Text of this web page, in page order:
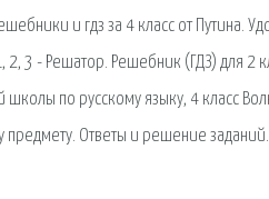
и гдз за 4 класс от Путина.
2, 3 - Решатор. Решебник (ГДЗ) для
школы по русскому языку, 4 класс
Ответы и решение заданий.